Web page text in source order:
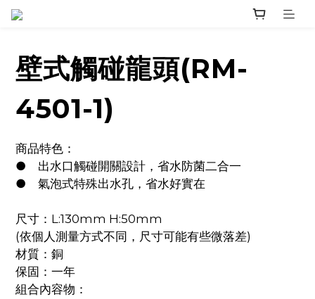
壁式觸碰龍頭(RM-
4501-1)
商品特色：
●	出水口觸碰開關設計，省水防菌二合一
●	氣泡式特殊出水孔，省水好實在
尺寸：L:130mm H:50mm
(依個人測量方式不同，尺寸可能有些微落差)
材質：銅
保固：一年
組合內容物：